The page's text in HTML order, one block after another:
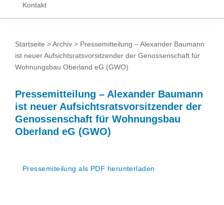
Kontakt
Startseite >Archiv > Pressemitteilung – Alexander Baumann
ist neuer Aufsichtsratsvorsitzender der Genossenschaft für
Wohnungsbau Oberland eG (GWO)
Pressemitteilung – Alexander Baumann
ist neuer Aufsichtsratsvorsitzender der
Genossenschaft für Wohnungsbau
Oberland eG (GWO)
Pressemiteilung als PDF herunterladen